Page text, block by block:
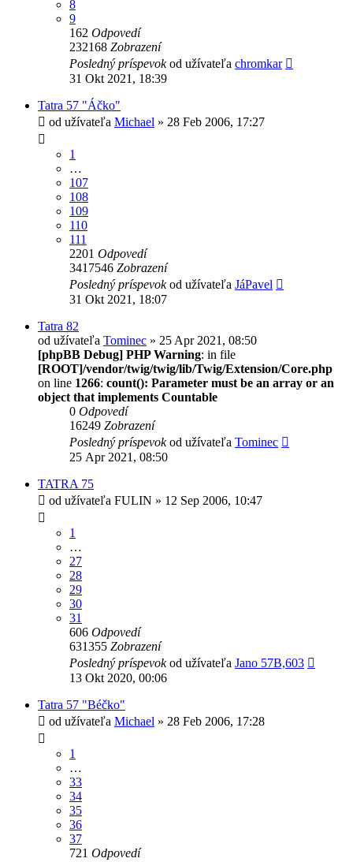
8
9
162 Odpovedí
232168 Zobrazení
Posledný príspevokod užívateľa chromkar
31 Okt 2021, 18:39
Tatra 57 "Áčko"
od užívateľa Michael » 28 Feb 2006, 17:27
1
…
107
108
109
110
111
2201 Odpovedí
3417546 Zobrazení
Posledný príspevokod užívateľa JáPavel
31 Okt 2021, 18:07
Tatra 82
od užívateľa Tominec » 25 Apr 2021, 08:50
[phpBB Debug] PHP Warning: in file
[ROOT]/vendor/twig/twig/lib/Twig/Extension/Core.php
on line 1266: count(): Parameter must be an array or an
object that implements Countable
0 Odpovedí
16249 Zobrazení
Posledný príspevokod užívateľa Tominec
25 Apr 2021, 08:50
TATRA 75
od užívateľa FULIN » 12 Sep 2006, 10:47
1
…
27
28
29
30
31
606 Odpovedí
631355 Zobrazení
Posledný príspevokod užívateľa Jano 57B,603
13 Okt 2020, 00:06
Tatra 57 "Béčko"
od užívateľa Michael » 28 Feb 2006, 17:28
1
…
33
34
35
36
37
721 Odpovedí